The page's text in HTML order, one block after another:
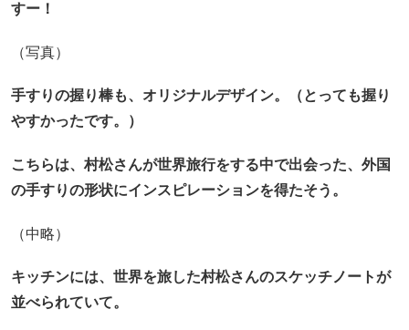
すー！
（写真）
手すりの握り棒も、オリジナルデザイン。
（とっても握り
やすかったです。）
こちらは、村松さんが世界旅行をする中で出会った、外国
の手すりの形状にインスピレーションを得たそう 。
（中略）
キッチンには、 世界を旅した村松さんのスケッチノートが
並べられていて。